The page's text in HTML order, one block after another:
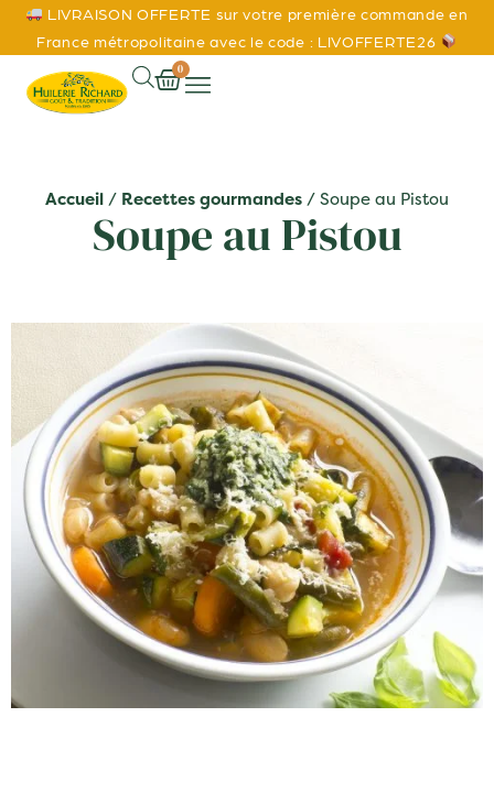
LIVRAISON OFFERTE sur votre première commande en
France métropolitaine avec le code : LIVOFFERTE26
0
Accueil / Recettes gourmandes / Soupe au Pistou
Soupe au Pistou